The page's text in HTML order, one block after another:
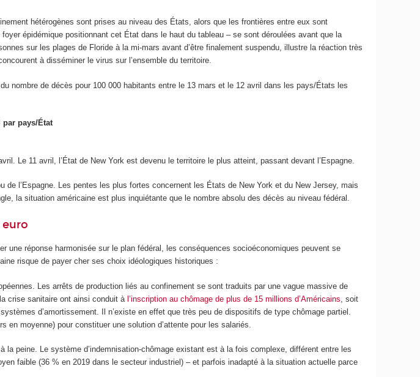
hétérogènes sont prises au niveau des États, alors que les frontières entre eux sont
épidémique positionnant cet État dans le haut du tableau – se sont déroulées avant que la
sur les plages de Floride à la mi-mars avant d’être finalement suspendu, illustre la réaction très
à disséminer le virus sur l’ensemble du territoire.
nombre de décès pour 100 000 habitants entre le 13 mars et le 12 avril dans les pays/États les
par pays/État
Le 11 avril, l’État de New York est devenu le territoire le plus atteint, passant devant l’Espagne.
l’Espagne. Les pentes les plus fortes concernent les États de New York et du New Jersey, mais
la situation américaine est plus inquiétante que le nombre absolu des décès au niveau fédéral.
euro
une réponse harmonisée sur le plan fédéral, les conséquences socioéconomiques peuvent se
risque de payer cher ses choix idéologiques historiques :
Les arrêts de production liés au confinement se sont traduits par une vague massive de
crise sanitaire ont ainsi conduit à l’inscription au chômage de plus de 15 millions d’Américains , soit
d’amortissement. Il n’existe en effet que très peu de dispositifs de type chômage partiel.
moyenne) pour constituer une solution d’attente pour les salariés.
la peine. Le système d’indemnisation-chômage existant est à la fois complexe, différent entre les
faible (36 % en 2019 dans le secteur industriel) – et parfois inadapté à la situation actuelle parce